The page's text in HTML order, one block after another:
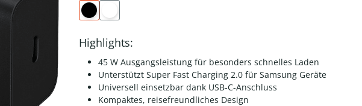
Highlights:
45 W Ausgangsleistung für besonders schnelles Laden
Unterstützt Super Fast Charging 2.0 für Samsung Geräte
Universell einsetzbar dank USB-C-Anschluss
Kompaktes, reisefreundliches Design